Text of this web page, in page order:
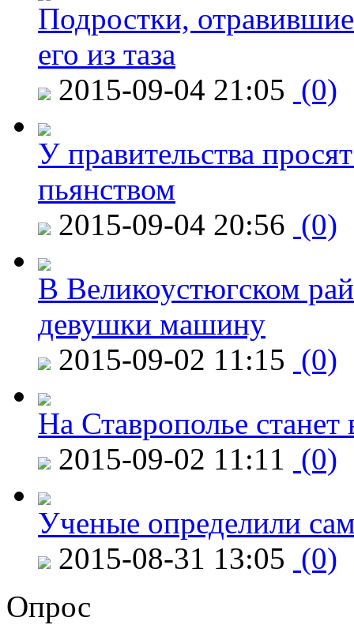
Подростки,
его из таза
2015-09-04 21:05 (0)
У правительства
пьянством
2015-09-04 20:56 (0)
В Великоустюгском
девушки машину
2015-09-02 11:15 (0)
На Ставрополье
2015-09-02 11:11 (0)
Ученые определили
2015-08-31 13:05 (0)
Опрос